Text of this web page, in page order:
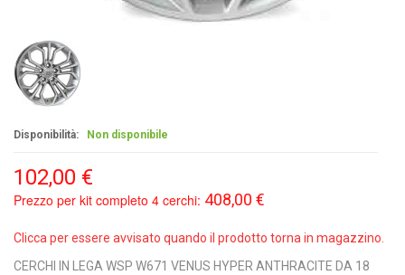
Disponibilità: Non disponibile
102,00 €
Prezzo per kit completo 4 cerchi: 408,00 €
Clicca per essere avvisato quando il prodotto torna in magazzino.
CERCHI IN LEGA WSP W671 VENUS HYPER ANTHRACITE DA 18